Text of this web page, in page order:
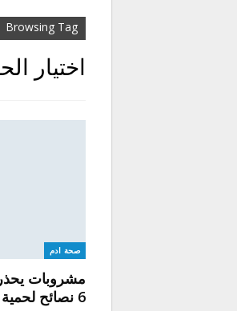
Browsing Tag
اختيار
صحة ادم
مشروبات
6 نصائح لحمية سليمة